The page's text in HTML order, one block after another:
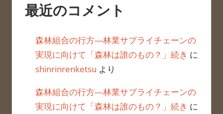
最近のコメント
森林組合の行方―林業サプライチェーンの
実現に向けて「森林は誰のもの？」続き に
shinrinrenketsu より
森林組合の行方―林業サプライチェーンの
実現に向けて「森林は誰のもの？」続き に